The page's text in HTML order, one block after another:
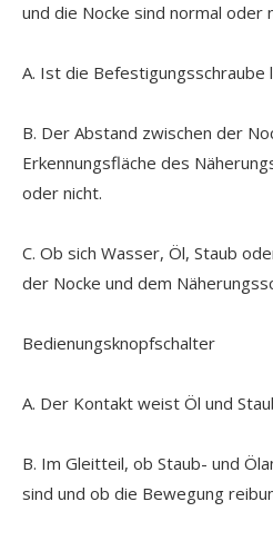
und die Nocke sind normal oder
A. Ist die Befestigungsschraube
B. Der Abstand zwischen der
Erkennungsfläche des
oder nicht.
C. Ob sich Wasser, Öl, Staub
der Nocke und dem
Bedienungsknopfschalter
A. Der Kontakt weist Öl und
B. Im Gleitteil, ob Staub- und
sind und ob die Bewegung